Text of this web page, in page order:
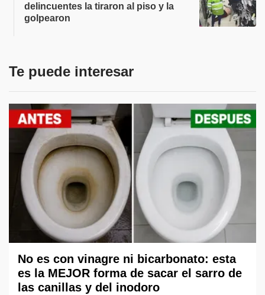
delincuentes la tiraron al piso y la
golpearon
Te puede interesar
No es con vinagre ni bicarbonato: esta
es la MEJOR forma de sacar el sarro de
las canillas y del inodoro